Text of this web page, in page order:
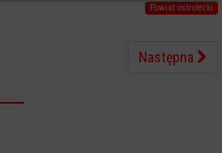
Powiat ostrołecki
Następna